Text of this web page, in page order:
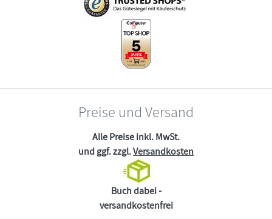
Preise und Versand
Alle Preise inkl. MwSt.
und ggf. zzgl.Versandkosten
Buch dabei -
versandkostenfrei